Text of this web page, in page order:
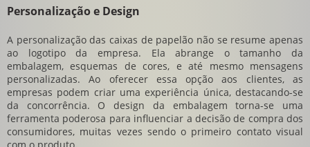
Personalização e Design
A personalização das caixas de papelão não se resume apenas
ao logotipo da empresa. Ela abrange o tamanho da
embalagem, esquemas de cores, e até mesmo mensagens
personalizadas. Ao oferecer essa opção aos clientes, as
empresas podem criar uma experiência única, destacando-se
da concorrência. O design da embalagem torna-se uma
ferramenta poderosa para influenciar a decisão de compra dos
consumidores, muitas vezes sendo o primeiro contato visual